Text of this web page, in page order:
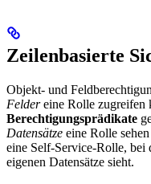
Zeilenbasierte
Objekt- und
Feldereine Rolle zugreifen
Berechtigungsprädikate
Datensätze eine Rolle
eine Self-Service-Rolle, bei
eigenen Datensätze sieht.